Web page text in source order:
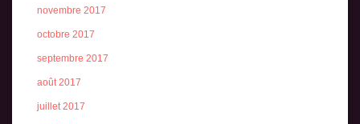
novembre 2017
octobre 2017
septembre 2017
août 2017
juillet 2017